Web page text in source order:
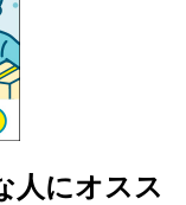
人にオスス